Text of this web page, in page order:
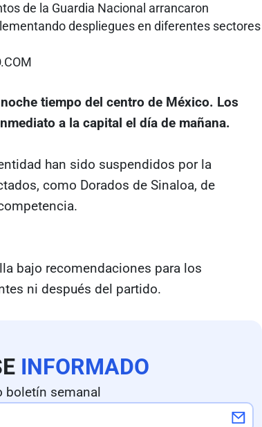
de la Guardia Nacional arrancaron
despliegues en diferentes sectores
tiempo del centro de México. Los
a la capital el día de mañana.
han sido suspendidos por la
como Dorados de Sinaloa, de
bajo recomendaciones para los
ni después del partido.
INFORMADO
boletín semanal